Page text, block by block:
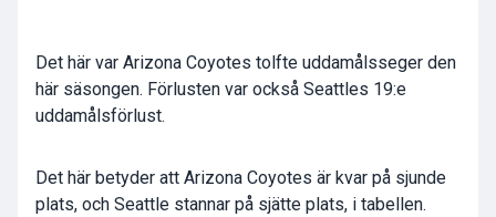
Det här var Arizona Coyotes tolfte uddamålsseger den
här säsongen. Förlusten var också Seattles 19:e
uddamålsförlust.
Det här betyder att Arizona Coyotes är kvar på sjunde
plats, och Seattle stannar på sjätte plats, i tabellen.